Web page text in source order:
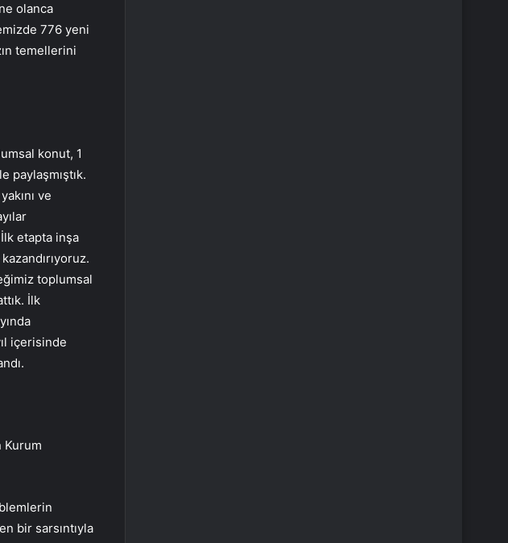
olanca
776 yeni
temellerini
konut, 1
paylaşmıştık.
ve
İlk etapta inşa
toplumsal
İlk
içerisinde
Kurum
bir sarsıntıyla